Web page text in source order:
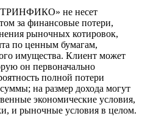
ТРИНФИКО» не несет
за финансовые потери,
рыночных котировок,
по ценным бумагам,
имущества. Клиент может
он первоначально
полной потери
на размер дохода могут
экономические условия,
и рыночные условия в целом.